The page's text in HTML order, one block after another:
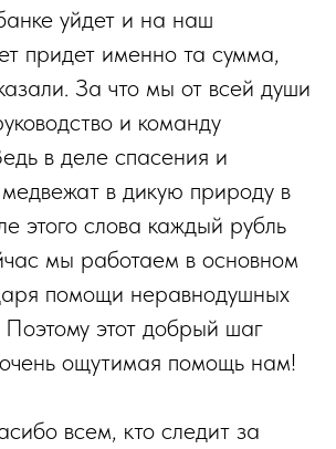
уйдет и на наш
придет именно та сумма,
За что мы от всей души
и команду
в деле спасения и
в дикую природу в
этого слова каждый рубль
мы работаем в основном
помощи неравнодушных
этот добрый шаг
ощутимая помощь нам!
всем, кто следит за